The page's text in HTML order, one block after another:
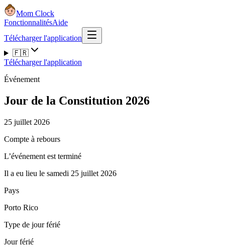
Mom Clock
FonctionnalitésAide
Télécharger l'application
🇫🇷
Télécharger l'application
Événement
Jour de la Constitution 2026
25 juillet 2026
Compte à rebours
L’événement est terminé
Il a eu lieu le samedi 25 juillet 2026
Pays
Porto Rico
Type de jour férié
Jour férié